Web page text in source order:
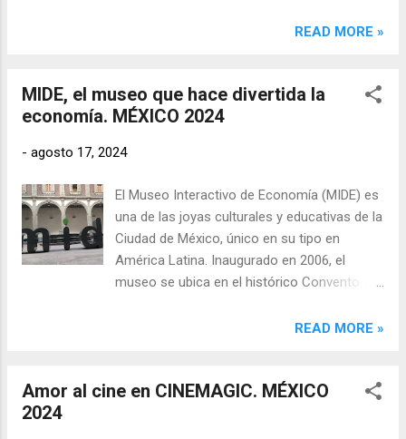
maquetas y objetos relacionados con
museo, ha sido fundamental en la creación y
desarrollo de este espacio único, donde
con el público de todas las edades.
READ MORE »
MIDE, el museo que hace divertida la
economía. MÉXICO 2024
- agosto 17, 2024
El Museo Interactivo de Economía (MIDE) es
una de las joyas culturales y educativas de la
Ciudad de México, único en su tipo en
América Latina. Inaugurado en 2006, el
museo se ubica en el histórico Convento de
que ha sido restaurada para albergar este
por su enfoque moderno en la divulgación
READ MORE »
Amor al cine en CINEMAGIC. MÉXICO
2024